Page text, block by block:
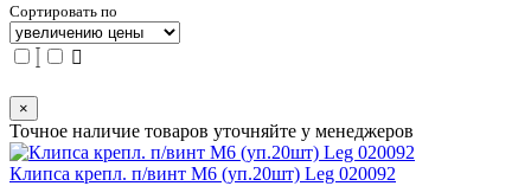
Сортировать по
×
Точное наличие товаров уточняйте у менеджеров
Клипса крепл. п/винт М6 (уп.20шт) Leg 020092